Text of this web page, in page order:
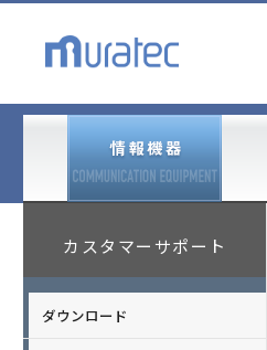
カスタマーサポート
ダウンロード